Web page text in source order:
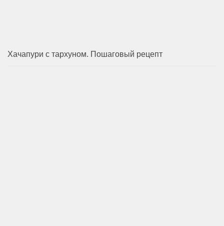
Хачапури с тархуном. Пошаговый рецепт